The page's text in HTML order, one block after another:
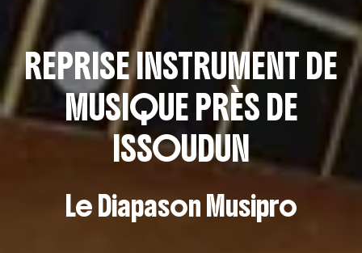
REPRISE INSTRUMENT DE
MUSIQUE PRÈS DE
ISSOUDUN
Le Diapason Musipro